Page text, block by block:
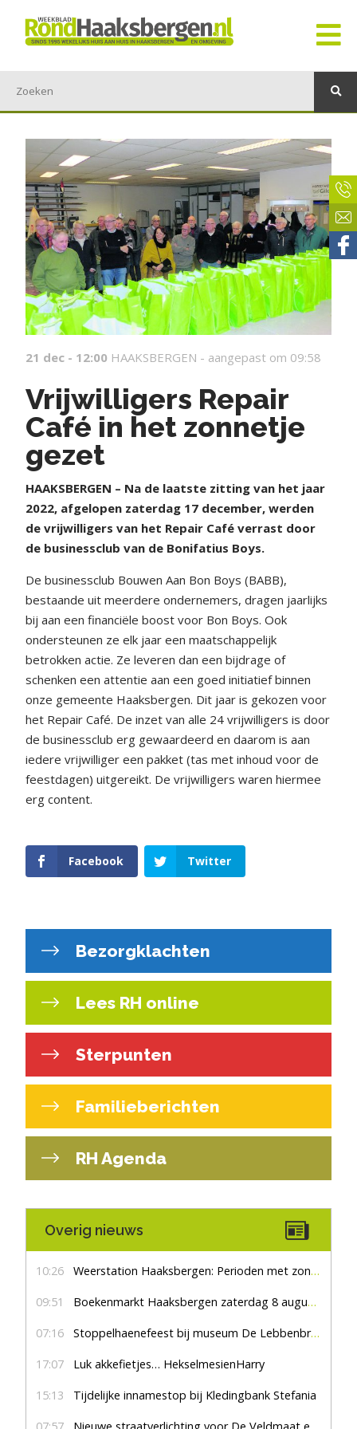
21 dec - 12:00 HAAKSBERGEN - aangepast om 09:58
Vrijwilligers Repair
Café in het zonnetje
gezet
HAAKSBERGEN – Na de laatste zitting van het jaar
2022, afgelopen zaterdag 17 december, werden
de vrijwilligers van het Repair Café verrast door
de businessclub van de Bonifatius Boys.
De businessclub Bouwen Aan Bon Boys (BABB),
bestaande uit meerdere ondernemers, dragen jaarlijks
bij aan een financiële boost voor Bon Boys. Ook
ondersteunen ze elk jaar een maatschappelijk
betrokken actie. Ze leveren dan een bijdrage of
schenken een attentie aan een goed initiatief binnen
onze gemeente Haaksbergen. Dit jaar is gekozen voor
het Repair Café. De inzet van alle 24 vrijwilligers is door
de businessclub erg gewaardeerd en daarom is aan
iedere vrijwilliger een pakket (tas met inhoud voor de
feestdagen) uitgereikt. De vrijwilligers waren hiermee
erg content.
Facebook Twitter
Bezorgklachten
Lees RH online
Sterpunten
Familieberichten
RH Agenda
Overig nieuws
10:26 Weerstation Haaksbergen: Perioden met zon en droog
09:51 Boekenmarkt Haaksbergen zaterdag 8 augustus, marktplein Haaksbergen
07:16 Stoppelhaenefeest bij museum De Lebbenbrugge
17:07 Luk akkefietjes… HekselmesienHarry
15:13 Tijdelijke innamestop bij Kledingbank Stefania